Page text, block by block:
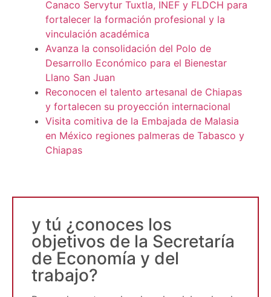
Canaco Servytur Tuxtla, INEF y FLDCH para
fortalecer la formación profesional y la
vinculación académica
Avanza la consolidación del Polo de
Desarrollo Económico para el Bienestar
Llano San Juan
Reconocen el talento artesanal de Chiapas
y fortalecen su proyección internacional
Visita comitiva de la Embajada de Malasia
en México regiones palmeras de Tabasco y
Chiapas
y tú ¿conoces los
objetivos de la Secretaría
de Economía y del
trabajo?